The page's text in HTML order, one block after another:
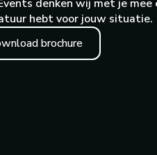
denken wij met je
hebt voor jouw situatie.
brochure